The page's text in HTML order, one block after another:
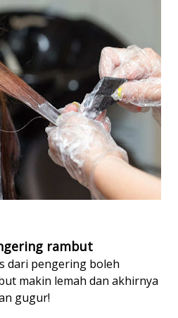
rambut
dari pengering boleh
makin lemah dan akhirnya
gugur!